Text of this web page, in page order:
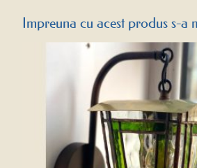
Impreuna cu acest produs s-a